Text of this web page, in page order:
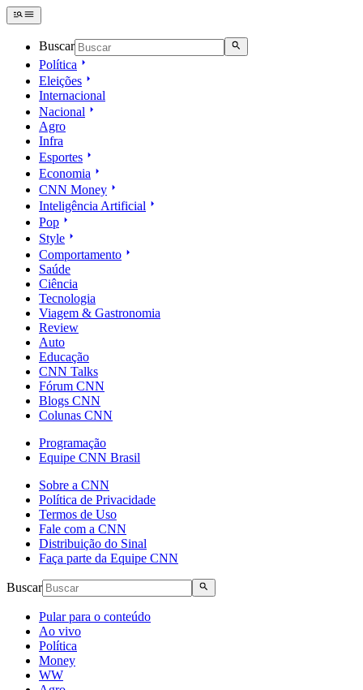
Buscar
Política
Eleições
Internacional
Nacional
Agro
Infra
Esportes
Economia
CNN Money
Inteligência Artificial
Pop
Style
Comportamento
Saúde
Ciência
Tecnologia
Viagem & Gastronomia
Review
Auto
Educação
CNN Talks
Fórum CNN
Blogs CNN
Colunas CNN
Programação
Equipe CNN Brasil
Sobre a CNN
Política de Privacidade
Termos de Uso
Fale com a CNN
Distribuição do Sinal
Faça parte da Equipe CNN
Buscar
Pular para o conteúdo
Ao vivo
Política
Money
WW